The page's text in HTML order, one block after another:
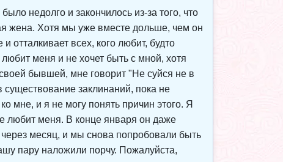
недолго и закончилось из-за того, что
жена. Хотя мы уже вместе дольше, чем он
всех, кого любит, будто
меня и не хочет быть с мной, хотя
бывшей, мне говорит "Не суйся не в
заклинаний, пока не
мне, и я не могу понять причин этого. Я
любит меня. В конце января он даже
месяц, и мы снова попробовали быть
пару наложили порчу. Пожалуйста,